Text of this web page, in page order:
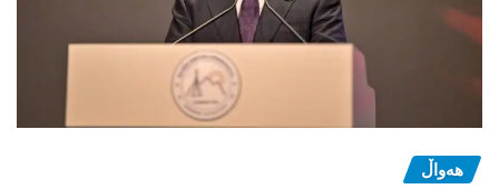
هەواڵ